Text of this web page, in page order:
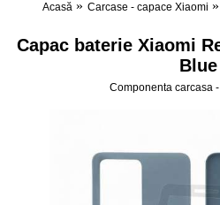
Acasă Carcase - capace Xiaomi
Capac baterie Xiaomi
Blue
Componenta carcasa